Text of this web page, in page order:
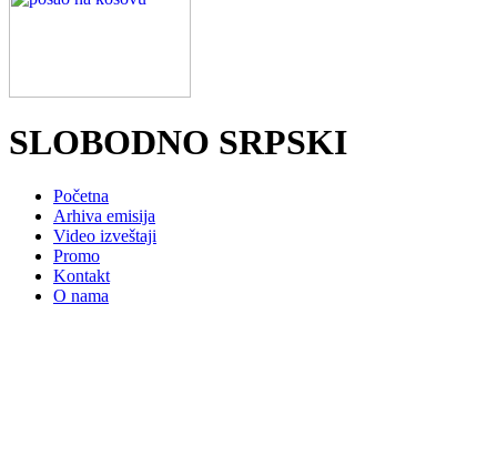
SLOBODNO SRPSKI
Početna
Arhiva emisija
Video izveštaji
Promo
Kontakt
O nama